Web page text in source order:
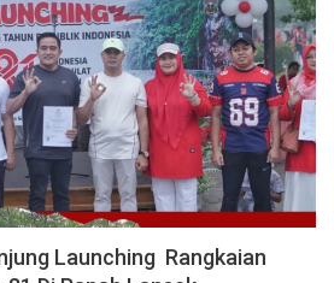
Launching Rangkaian